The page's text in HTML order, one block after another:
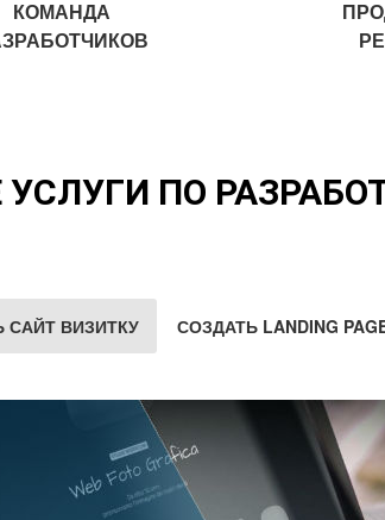
КОМАНДА
УСЛУГИ ПО
САЙТ ВИЗИТКУ СОЗДАТЬ LANDING